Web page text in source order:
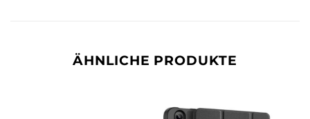
ÄHNLICHE PRODUKTE